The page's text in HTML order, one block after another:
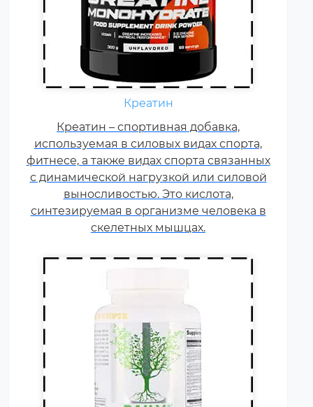
Креатин
Креатин – спортивная добавка,
используемая в силовых видах спорта,
фитнесе, а также видах спорта связанных
с динамической нагрузкой или силовой
выносливостью. Это кислота,
синтезируемая в организме человека в
скелетных мышцах.
Ежедневно каждому
витамины группы В, карнитин –
витамин Т, витамины С, D, E, F.
Постоянные тренировки,
физические и психологические
нагрузки, соревнования
увеличивают суточную норму
витаминов и минералов в 1,5-2